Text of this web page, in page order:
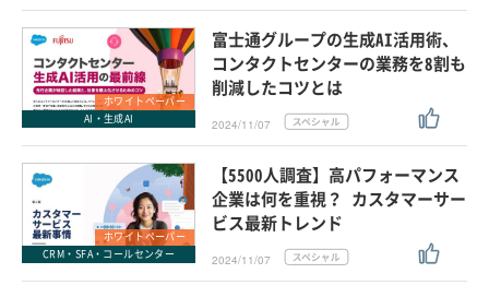
ホワイトペーパー
AI・生成AI
富士通グループの生成AI活用術、
コンタクトセンターの業務を8割も
削減したコツとは
2024/11/07
ホワイトペーパー
CRM・SFA・コールセンター
【5500人調査】高パフォーマンス
企業は何を重視？ カスタマーサー
ビス最新トレンド
2024/11/07